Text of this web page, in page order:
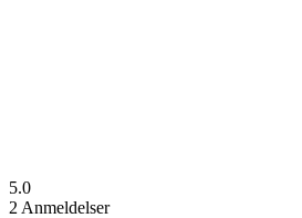
5.0
2 Anmeldelser